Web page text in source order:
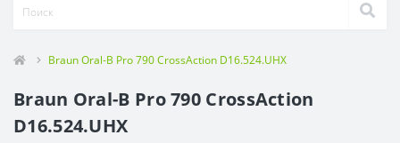
Braun Oral-B Pro 790 CrossAction D16.524.UHX
Braun Oral-B Pro 790 CrossAction
D16.524.UHX